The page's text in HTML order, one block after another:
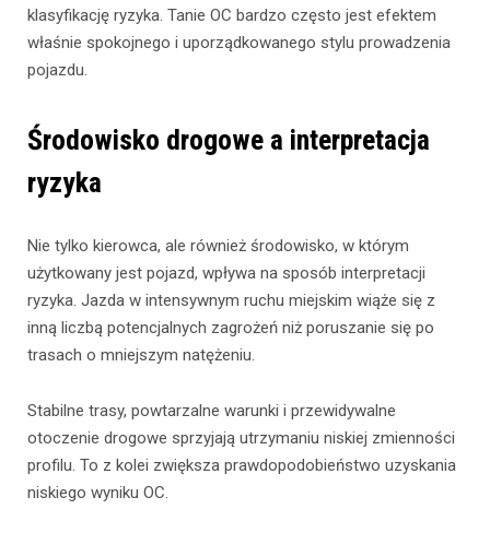
klasyfikację ryzyka. Tanie OC bardzo często jest efektem
właśnie spokojnego i uporządkowanego stylu prowadzenia
pojazdu.
Środowisko drogowe a interpretacja
ryzyka
Nie tylko kierowca, ale również środowisko, w którym
użytkowany jest pojazd, wpływa na sposób interpretacji
ryzyka. Jazda w intensywnym ruchu miejskim wiąże się z
inną liczbą potencjalnych zagrożeń niż poruszanie się po
trasach o mniejszym natężeniu.
Stabilne trasy, powtarzalne warunki i przewidywalne
otoczenie drogowe sprzyjają utrzymaniu niskiej zmienności
profilu. To z kolei zwiększa prawdopodobieństwo uzyskania
niskiego wyniku OC.